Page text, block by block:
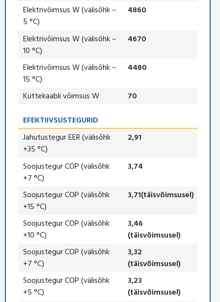
Elektrivõimsus W (välisõhk –
5 °C)
4860
Elektrivõimsus W (välisõhk –
10 °C)
4670
Elektrivõimsus W (välisõhk –
15 °C)
4480
Küttekaabli võimsus W 70
EFEKTIIVSUSTEGURID
Jahutustegur EER (välisõhk
+35 °C)
2,91
Soojustegur COP (välisõhk
+7 °C)
3,74
Soojustegur COP (välisõhk
+15 °C)
3,71(täisvõimsusel)
Soojustegur COP (välisõhk
+10 °C)
3,46
(täisvõimsusel)
Soojustegur COP (välisõhk
+7 °C)
3,32
(täisvõimsusel)
Soojustegur COP (välisõhk
+5 °C)
3,23
(täisvõimsusel)